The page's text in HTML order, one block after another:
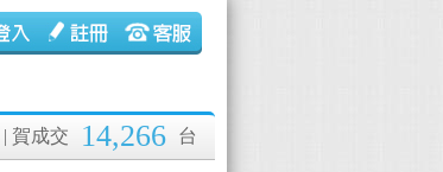
| 賀成交 14,266 台